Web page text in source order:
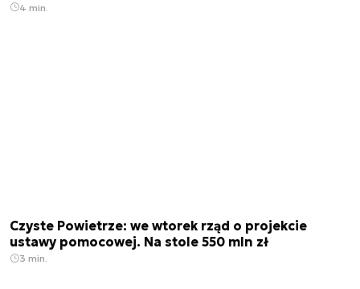
4 min.
Czyste Powietrze: we wtorek rząd o projekcie
ustawy pomocowej. Na stole 550 mln zł
3 min.